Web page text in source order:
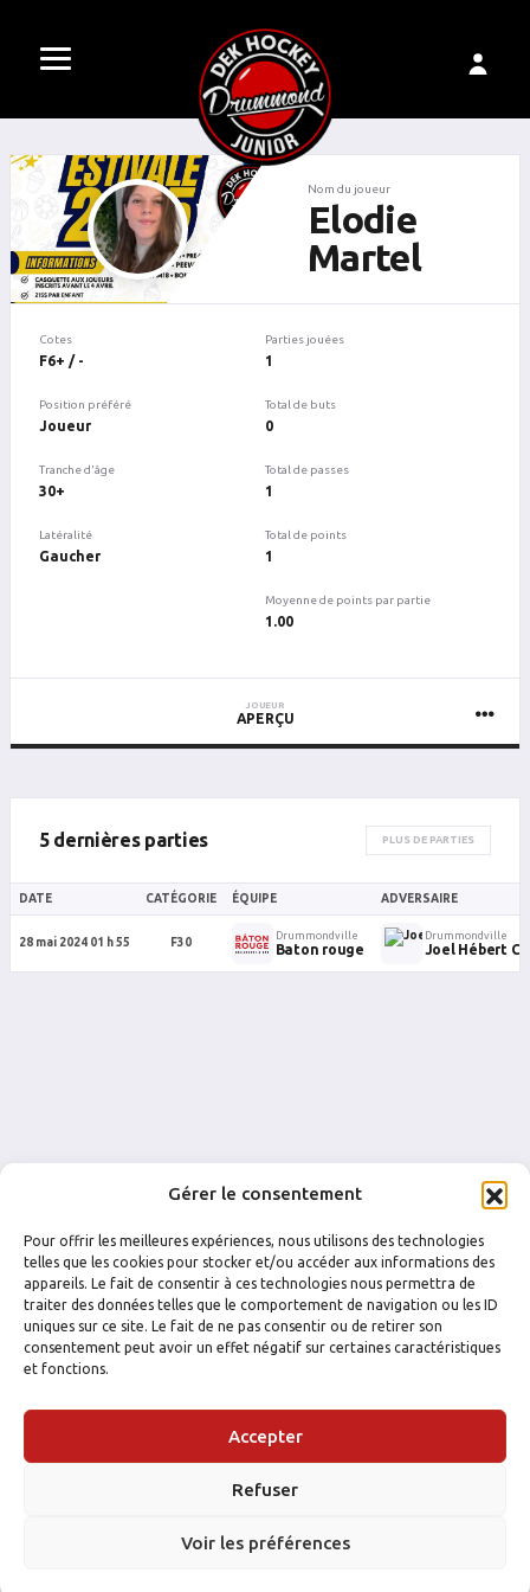
Gérer le consentement
Pour offrir les meilleures expériences, nous utilisons des technologies
telles que les cookies pour stocker et/ou accéder aux informations des
appareils. Le fait de consentir à ces technologies nous permettra de
traiter des données telles que le comportement de navigation ou les ID
uniques sur ce site. Le fait de ne pas consentir ou de retirer son
consentement peut avoir un effet négatif sur certaines caractéristiques
et fonctions.
Accepter
Refuser
Voir les préférences
Nom du joueur
Elodie
Martel
Cotes
F6+ / -
Position préféré
Joueur
Tranche d'âge
30+
Latéralité
Gaucher
Parties jouées
1
Total de buts
0
Total de passes
1
Total de points
1
Moyenne de points par partie
1.00
JOUEUR
APERÇU
5 dernières parties PLUS DE PARTIES
DATE CATÉGORIE ÉQUIPE ADVERSAIRE
28 mai 2024 01 h 55 F30
Drummondville
Baton rouge
Drummondville
Joel Hébert